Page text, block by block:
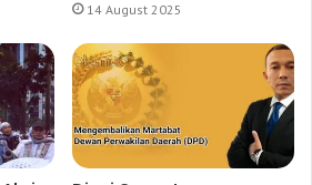
14 August 2025